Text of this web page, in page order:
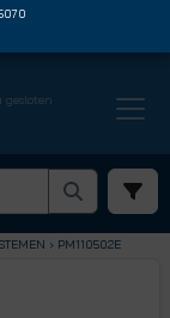
gesloten
› PM110502E